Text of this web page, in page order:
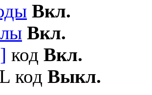
Вкл.
Вкл.
код Вкл.
код Выкл.